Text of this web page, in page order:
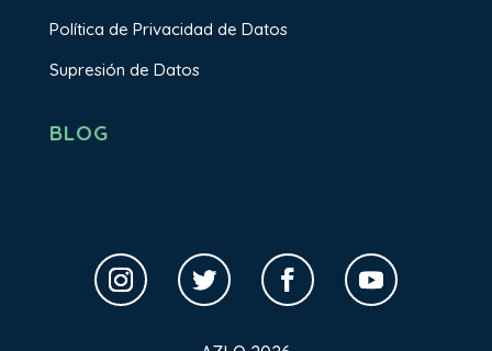
Política de Privacidad de Datos
Supresión de Datos
BLOG